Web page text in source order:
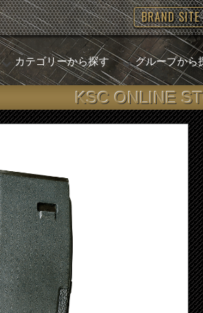
BRAND SITE
カテゴリーから探す グループから
KSC ONLINE